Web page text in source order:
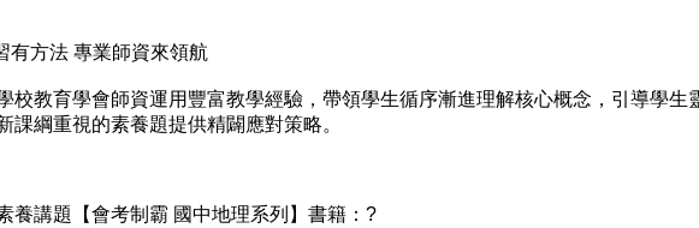
方法 專業師資來領航
教育學會師資運用豐富教學經驗，帶領學生循序漸進理解核心概念，引導學生
課綱重視的素養題提供精闢應對策略。
講題【會考制霸 國中地理系列】書籍：?